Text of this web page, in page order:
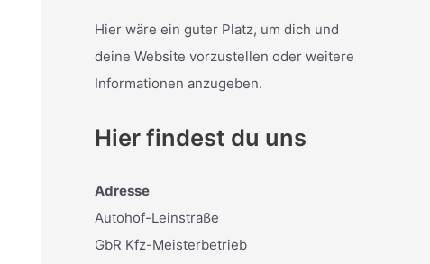
Hier wäre ein guter Platz, um dich und
deine Website vorzustellen oder weitere
Informationen anzugeben.
Hier findest du uns
Adresse
Autohof-Leinstraße
GbR Kfz-Meisterbetrieb